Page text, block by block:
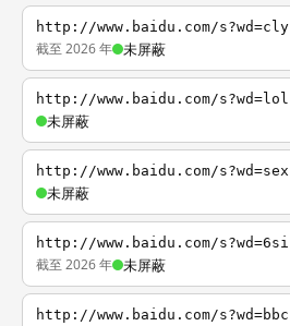
http://www.baidu.com/s?wd=cly
截至 2026 年 未屏蔽
http://www.baidu.com/s?wd=lol
未屏蔽
http://www.baidu.com/s?wd=sex
未屏蔽
http://www.baidu.com/s?wd=6si
截至 2026 年 未屏蔽
http://www.baidu.com/s?wd=bbc